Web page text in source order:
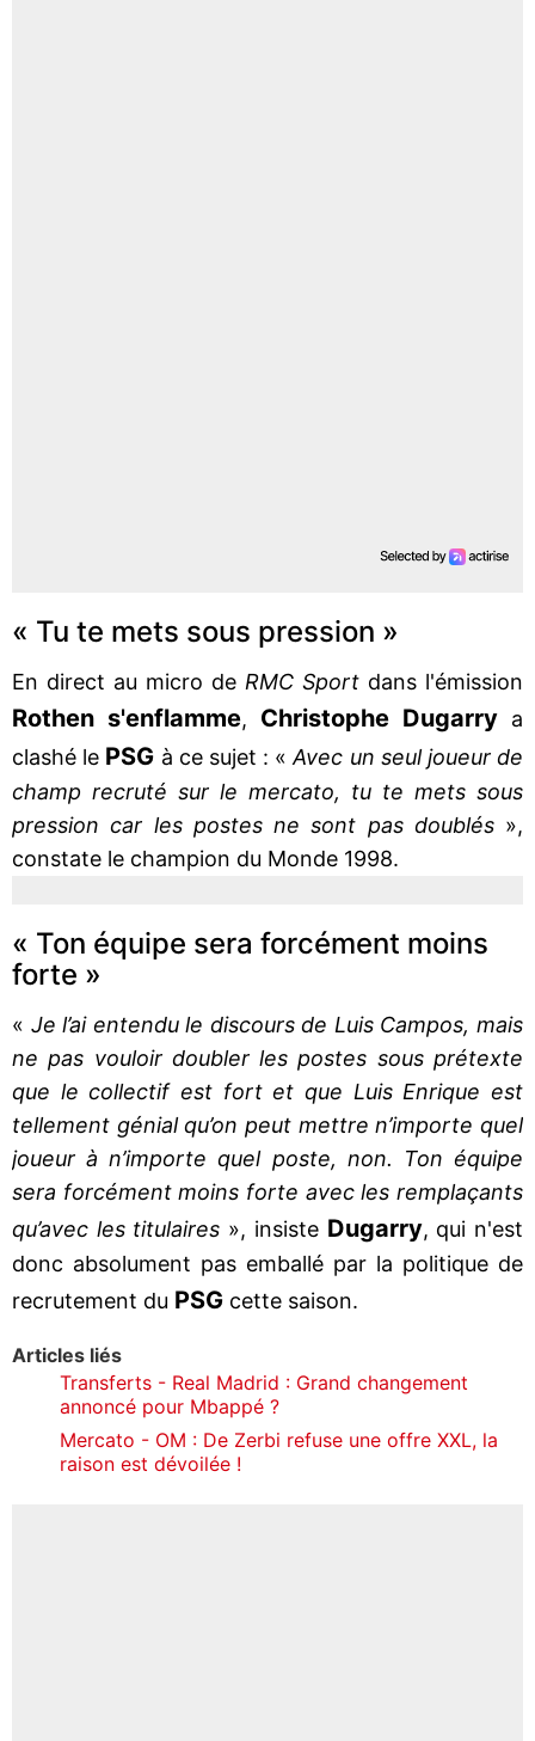
« Tu te mets sous pression »
En direct au micro de RMC Sport dans l'émission
Rothen s'enflamme, Christophe Dugarry a
clashé le PSG à ce sujet : «Avec un seul joueur de
champ recruté sur le mercato, tu te mets sous
pression car les postes ne sont pas doublés »,
constate le champion du Monde 1998.
« Ton équipe sera forcément moins
forte »
« Je l’ai entendu le discours de Luis Campos, mais
ne pas vouloir doubler les postes sous prétexte
que le collectif est fort et que Luis Enrique est
tellement génial qu’on peut mettre n’importe quel
joueur à n’importe quel poste, non. Ton équipe
sera forcément moins forte avec les remplaçants
qu’avec les titulaires », insiste Dugarry, qui n'est
donc absolument pas emballé par la politique de
recrutement du PSG cette saison.
Articles liés
Transferts - Real Madrid : Grand changement
annoncé pour Mbappé ?
Mercato - OM : De Zerbi refuse une offre XXL, la
raison est dévoilée !